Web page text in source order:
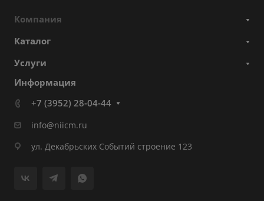
Компания
Каталог
Услуги
Информация
+7 (3952) 28-04-44
info@niicm.ru
ул. Декабрьских Событий строение 123